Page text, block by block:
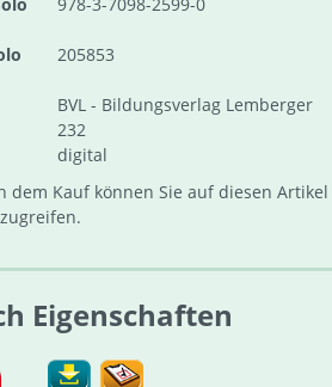
205853
BVL - Bildungsverlag Lemberger
232
digital
dem Kauf können Sie auf diesen
Eigenschaften